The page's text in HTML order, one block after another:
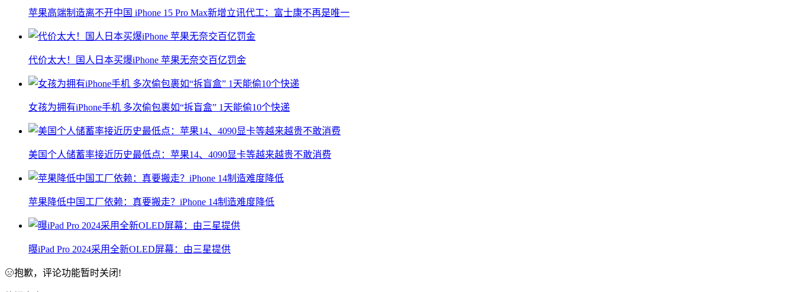
苹果高端制造离不开中国 iPhone 15 Pro Max新增立讯代工：富士康不再是唯一
代价太大！国人日本买爆iPhone 苹果无奈交百亿罚金
女孩为拥有iPhone手机 多次偷包裹如“拆盲盒” 1天能偷10个快递
美国个人储蓄率接近历史最低点：苹果14、4090显卡等越来越贵不敢消费
苹果降低中国工厂依赖：真要搬走？iPhone 14制造难度降低
曝iPad Pro 2024采用全新OLED屏幕：由三星提供
抱歉，评论功能暂时关闭!